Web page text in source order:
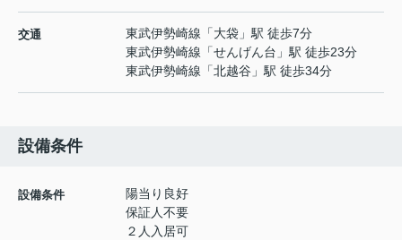
交通 東武伊勢崎線 「大袋 」駅 徒歩7分
東武伊勢崎線 「せんげん台 」駅 徒歩23分
東武伊勢崎線 「北越谷 」駅 徒歩34分
設備条件
設備条件
陽当り良好
保証人不要
２人入居可